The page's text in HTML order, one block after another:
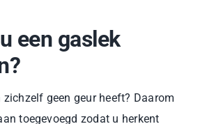
een gaslek
geen geur heeft? Daarom
toegevoegd zodat u herkent